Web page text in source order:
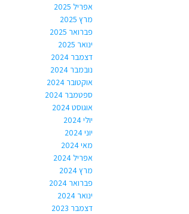
אפריל 2025
מרץ 2025
פברואר 2025
ינואר 2025
דצמבר 2024
נובמבר 2024
אוקטובר 2024
ספטמבר 2024
אוגוסט 2024
יולי 2024
יוני 2024
מאי 2024
אפריל 2024
מרץ 2024
פברואר 2024
ינואר 2024
דצמבר 2023